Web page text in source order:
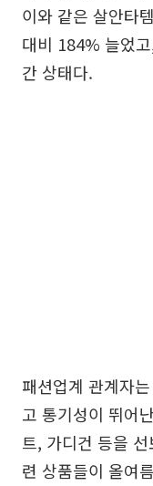
이와 같은 살안타
대비 184% 늘었
간 상태다.
패션업계 관계자
고 통기성이 뛰어
트, 가디건 등을
련 상품들이 올여